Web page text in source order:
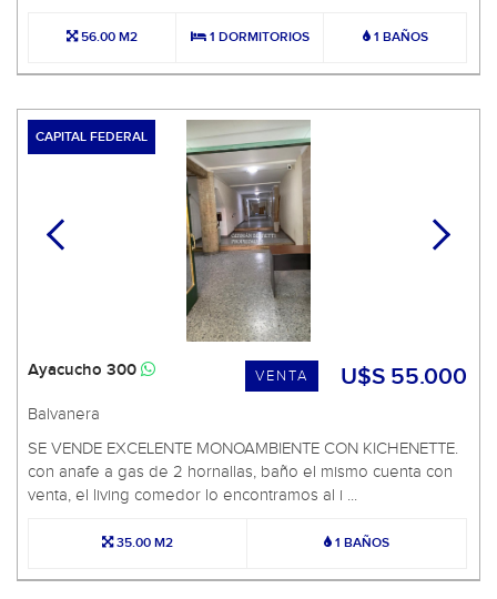
56.00 M2 1 DORMITORIOS 1 BAÑOS
CAPITAL FEDERAL
U$S 55.000
VENTA
Ayacucho 300
Balvanera
SE VENDE EXCELENTE MONOAMBIENTE CON KICHENETTE.
con anafe a gas de 2 hornallas, baño el mismo cuenta con
venta, el living comedor lo encontramos al i ...
35.00 M2 1 BAÑOS